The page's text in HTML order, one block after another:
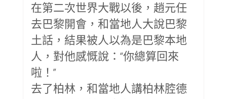
在第二次世界大戰以後，趙元任
去巴黎開會，和當地人大說巴黎
土話，結果被人以為是巴黎本地
人，對他感慨說：“你總算回來
啦！”
去了柏林，和當地人講柏林腔德